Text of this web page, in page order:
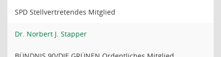
SPD Stellvertretendes Mitglied
Dr. Norbert J. Stapper